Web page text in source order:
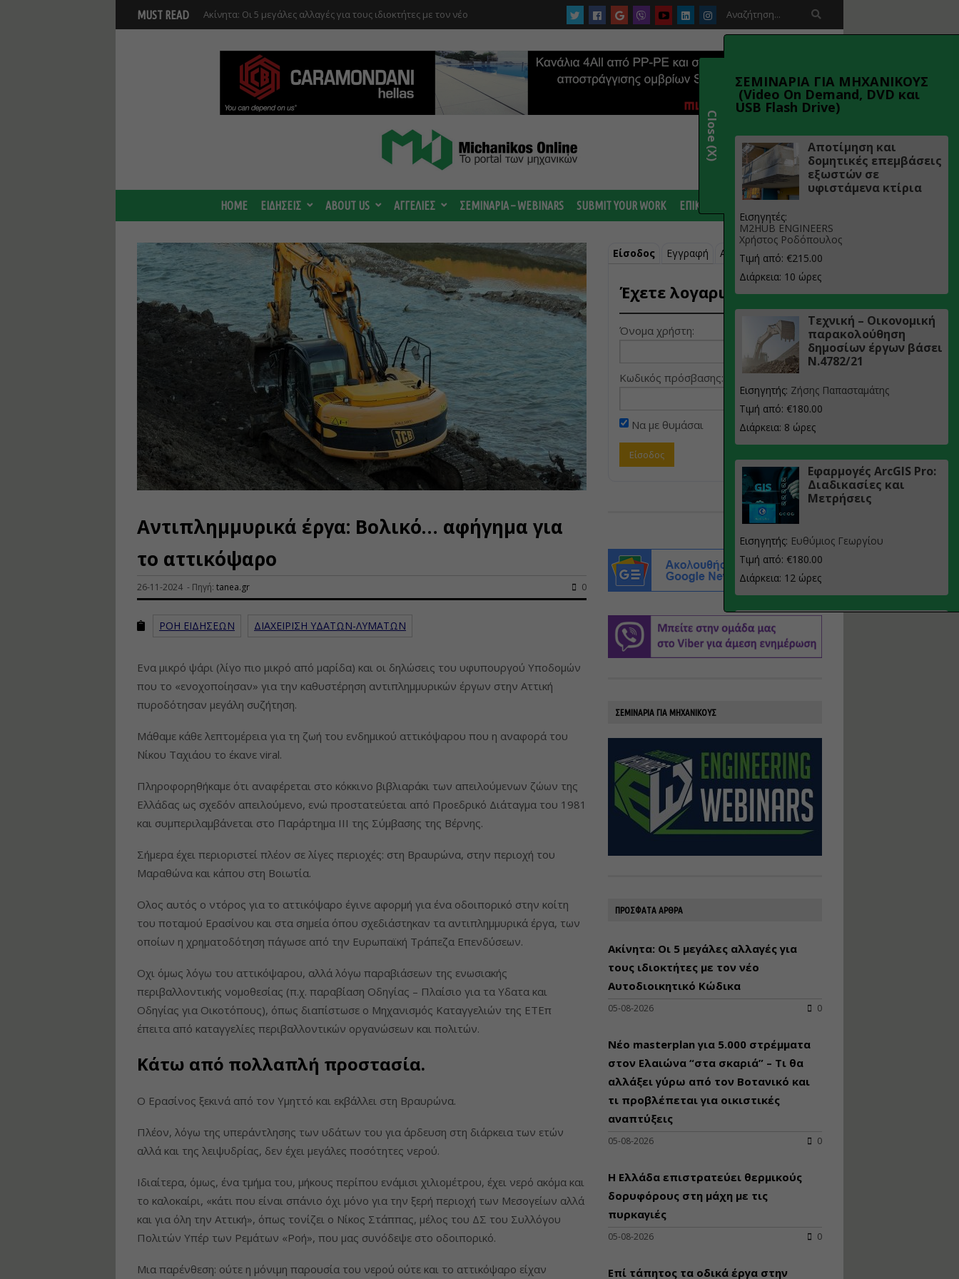
MUST READ Νέο masterplan για 5.000 στρέμματα στον Ελαιώνα “στα σκαριά” – Τι
αναπτύξεις

HOME ΕΙΔΗΣΕΙΣ ABOUT US ΑΓΓΕΛΙΕΣ ΣΕΜΙΝΑΡΙΑ – WEBINARS SUBMIT YOUR WORK ΕΠΙΚΟΙΝΩΝΙΑ
Αντιπλημμυρικά έργα: Βολικό… αφήγημα για
το αττικόψαρο
26-11-2024 - Πηγή: tanea.gr 0
ΡΟΗ ΕΙΔΗΣΕΩΝ ΔΙΑΧΕΙΡΙΣΗ ΥΔΑΤΩΝ-ΛΥΜΑΤΩΝ
Ενα μικρό ψάρι (λίγο πιο μικρό από μαρίδα) και οι δηλώσεις του υφυπουργού Υποδομών
που το «ενοχοποίησαν» για την καθυστέρηση αντιπλημμυρικών έργων στην Αττική
πυροδότησαν μεγάλη συζήτηση.
Μάθαμε κάθε λεπτομέρεια για τη ζωή του ενδημικού αττικόψαρου που η αναφορά του
Νίκου Ταχιάου το έκανε viral.
Πληροφορηθήκαμε ότι αναφέρεται στο κόκκινο βιβλιαράκι των απειλούμενων ζώων της
Ελλάδας ως σχεδόν απειλούμενο, ενώ προστατεύεται από Προεδρικό Διάταγμα του 1981
και συμπεριλαμβάνεται στο Παράρτημα ΙΙΙ της Σύμβασης της Βέρνης.
Σήμερα έχει περιοριστεί πλέον σε λίγες περιοχές: στη Βραυρώνα, στην περιοχή του
Μαραθώνα και κάπου στη Βοιωτία.
Ολος αυτός ο ντόρος για το αττικόψαρο έγινε αφορμή για ένα οδοιπορικό στην κοίτη
του ποταμού Ερασίνου και στα σημεία όπου σχεδιάστηκαν τα αντιπλημμυρικά έργα, των
οποίων η χρηματοδότηση πάγωσε από την Ευρωπαϊκή Τράπεζα Επενδύσεων.
Οχι όμως λόγω του αττικόψαρου, αλλά λόγω παραβιάσεων της ενωσιακής
περιβαλλοντικής νομοθεσίας (π.χ. παραβίαση Οδηγίας – Πλαίσιο για τα Υδατα και
Οδηγίας για Οικοτόπους), όπως διαπίστωσε ο Μηχανισμός Καταγγελιών της ΕΤΕπ
έπειτα από καταγγελίες περιβαλλοντικών οργανώσεων και πολιτών.
Κάτω από πολλαπλή προστασία.
Ο Ερασίνος ξεκινά από τον Υμηττό και εκβάλλει στη Βραυρώνα.
Πλέον, λόγω της υπεράντλησης των υδάτων του για άρδευση στη διάρκεια των ετών
αλλά και της λειψυδρίας, δεν έχει μεγάλες ποσότητες νερού.
Ιδιαίτερα, όμως, ένα τμήμα του, μήκους περίπου ενάμισι χιλιομέτρου, έχει νερό ακόμα και
το καλοκαίρι, «κάτι που είναι σπάνιο όχι μόνο για την ξερή περιοχή των Μεσογείων αλλά
και για όλη την Αττική», όπως τονίζει ο Νίκος Στάππας, μέλος του ΔΣ του Συλλόγου
Πολιτών Υπέρ των Ρεμάτων «Ροή», που μας συνόδεψε στο οδοιπορικό.
Μια παρένθεση: ούτε η μόνιμη παρουσία του νερού ούτε και το αττικόψαρο είχαν
Είσοδος Εγγραφή Ανάκτηση κωδικού
Έχετε λογαριασμό;
Όνομα χρήστη:
Κωδικός πρόσβασης:
Να με θυμάσαι
ΣΕΜΙΝΑΡΙΑ ΓΙΑ ΜΗΧΑΝΙΚΟΥΣ
ΠΡΟΣΦΑΤΑ ΑΡΘΡΑ
Ακίνητα: Οι 5 μεγάλες αλλαγές για
τους ιδιοκτήτες με τον νέο
Αυτοδιοικητικό Κώδικα
05-08-2026 0
Νέο masterplan για 5.000 στρέμματα
στον Ελαιώνα “στα σκαριά” – Τι θα
αλλάξει γύρω από τον Βοτανικό και
τι προβλέπεται για οικιστικές
αναπτύξεις
05-08-2026 0
Η Ελλάδα επιστρατεύει θερμικούς
δορυφόρους στη μάχη με τις
πυρκαγιές
05-08-2026 0
Επί τάπητος τα οδικά έργα στην
ΣΕΜΙΝΑΡΙΑ ΓΙΑ ΜΗΧΑΝΙΚΟΥΣ
(Video On Demand, DVD και
USB Flash Drive)
Αποτίμηση και
δομητικές επεμβάσεις
εξωστών σε
υφιστάμενα κτίρια
Εισηγητές:
M2HUB ENGINEERS
Χρήστος Ροδόπουλος
Τιμή από: €215.00
Διάρκεια: 10 ώρες
Τεχνική – Οικονομική
παρακολούθηση
δημοσίων έργων βάσει
Ν.4782/21
Εισηγητής: Ζήσης Παπασταμάτης
Τιμή από: €180.00
Διάρκεια: 8 ώρες
Εφαρμογές ArcGIS Pro:
Διαδικασίες και
Μετρήσεις
Εισηγητής: Ευθύμιος Γεωργίου
Τιμή από: €180.00
Διάρκεια: 12 ώρες
υλοποίηση
φωτοβολταϊκών
Τιμή από: €230.00
Διάρκεια: 16 ώρες
Αρχιτεκτονικός
Σχεδιασμός με το
Rhinoceros
Τιμή από: €230.00
Διάρκεια: 14 ώρες
πιστοποιητικού
Εισηγητές:
Γραμματή Μπακλατσή
Τιμή από: €145.00
Close (X)